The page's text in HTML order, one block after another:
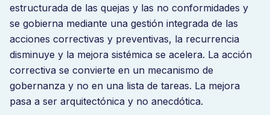
Repensar el SGC como arquitectura
de gobernanza
El software del SGC no debe limitarse a registrar las
desviaciones, sino que debe estructurar la rendición
de cuentas. Debe estructurar la rendición de cuentas.
Un sistema de gestión de la calidad eficaz funciona
estructurada de las quejas y las no conformidades y
se gobierna mediante una gestión integrada de las
acciones correctivas y preventivas, la recurrencia
disminuye y la mejora sistémica se acelera. La acción
correctiva se convierte en un mecanismo de
gobernanza y no en una lista de tareas. La mejora
pasa a ser arquitectónica y no anecdótica.